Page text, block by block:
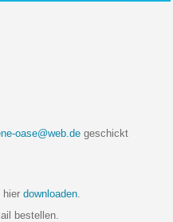
oase@web.de geschickt
hierdownloaden.
bestellen.